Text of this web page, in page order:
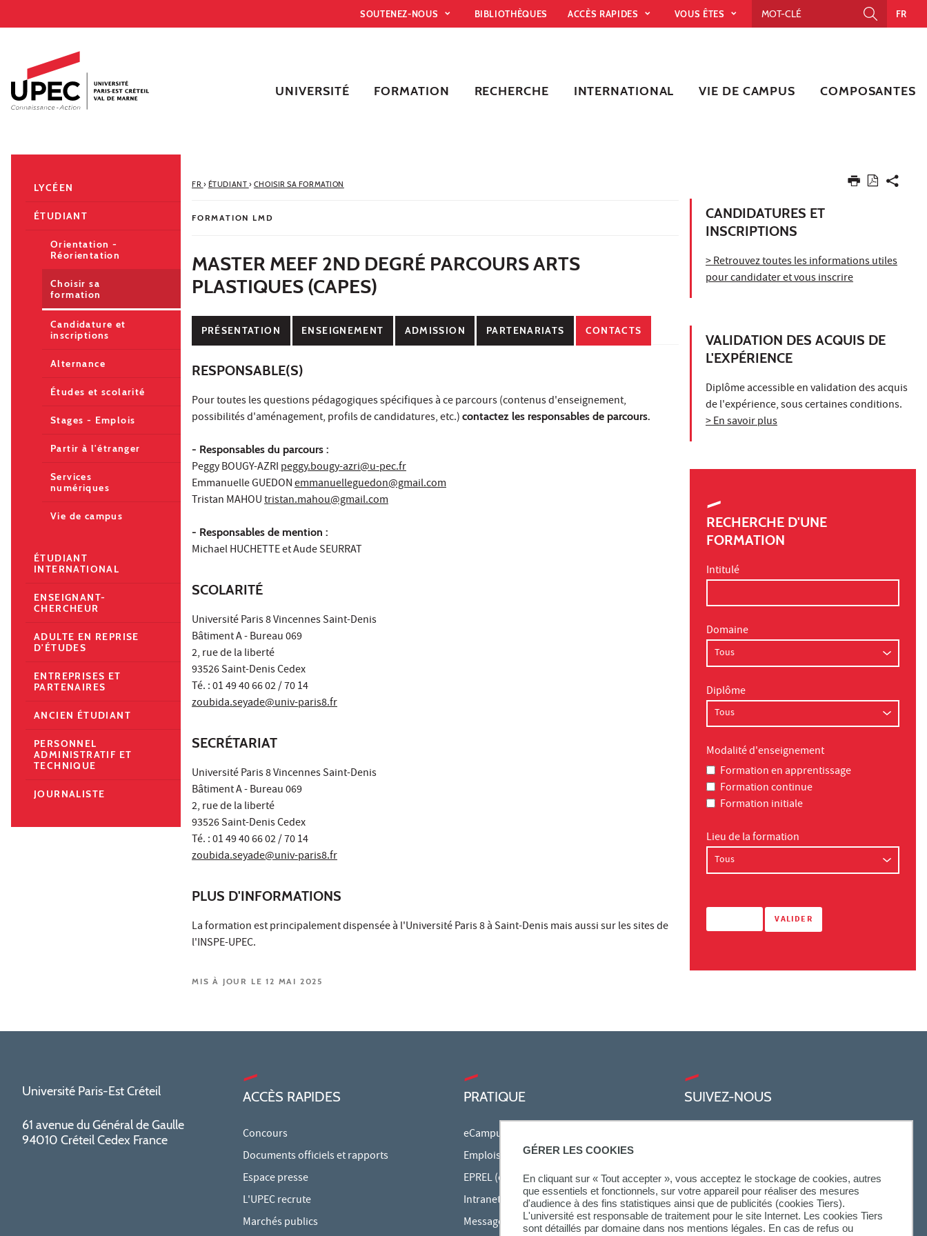
GÉRER LES COOKIES
En cliquant sur « Tout accepter », vous acceptez le stockage de cookies, autres
que essentiels et fonctionnels, sur votre appareil pour réaliser des mesures
d'audience à des fins statistiques ainsi que de publicités (cookies Tiers).
L'université est responsable de traitement pour le site Internet. Les cookies Tiers
sont détaillés par domaine dans nos mentions légales. En cas de refus ou
Accès directs
Recherche
Navigation secondaire
SOUTENEZ-NOUS BIBLIOTHÈQUES ACCÈS RAPIDES VOUS ÊTES FR
UNIVERSITÉ FORMATION RECHERCHE INTERNATIONAL VIE DE CAMPUS COMPOSANTES
FR › ÉTUDIANT › CHOISIR SA FORMATION
FORMATION LMD
MASTER MEEF 2ND DEGRÉ PARCOURS ARTS
PLASTIQUES (CAPES)
PRÉSENTATION ENSEIGNEMENT ADMISSION PARTENARIATS CONTACTS
RESPONSABLE(S)
Pour toutes les questions pédagogiques spécifiques à ce parcours (contenus d'enseignement,
possibilités d'aménagement, profils de candidatures, etc.) contactez les responsables de parcours.
- Responsables du parcours :
Peggy BOUGY-AZRI peggy.bougy-azri@u-pec.fr
Emmanuelle GUEDONemmanuelleguedon@gmail.com
Tristan MAHOUtristan.mahou@gmail.com
- Responsables de mention :
Michael HUCHETTE et Aude SEURRAT
SCOLARITÉ
Université Paris 8 Vincennes Saint-Denis
Bâtiment A - Bureau 069
2, rue de la liberté
93526 Saint-Denis Cedex
Té. : 01 49 40 66 02 / 70 14
zoubida.seyade@univ-paris8.fr
SECRÉTARIAT
Université Paris 8 Vincennes Saint-Denis
Bâtiment A - Bureau 069
2, rue de la liberté
93526 Saint-Denis Cedex
Té. : 01 49 40 66 02 / 70 14
zoubida.seyade@univ-paris8.fr
PLUS D'INFORMATIONS
La formation est principalement dispensée à l'Université Paris 8 à Saint-Denis mais aussi sur les sites de
l'INSPE-UPEC.
MIS À JOUR LE 12 MAI 2025
CANDIDATURES ET
INSCRIPTIONS
> Retrouvez toutes les informations utiles
pour candidater et vous inscrire
VALIDATION DES ACQUIS DE
L'EXPÉRIENCE
Diplôme accessible en validation des acquis
de l'expérience, sous certaines conditions.
> En savoir plus
RECHERCHE D'UNE
FORMATION
Intitulé
Domaine
Diplôme
Modalité d'enseignement
Formation en apprentissage
Formation continue
Formation initiale
Lieu de la formation
LYCÉEN
ÉTUDIANT
Orientation -
Réorientation
Choisir sa
formation
Candidature et
inscriptions
Alternance
Études et scolarité
Stages - Emplois
Partir à l'étranger
Services
numériques
Vie de campus
ÉTUDIANT
INTERNATIONAL
ENSEIGNANT-
CHERCHEUR
ADULTE EN REPRISE
D'ÉTUDES
ENTREPRISES ET
PARTENAIRES
ANCIEN ÉTUDIANT
PERSONNEL
ADMINISTRATIF ET
TECHNIQUE
JOURNALISTE
Université Paris-Est Créteil
61 avenue du Général de Gaulle
94010 Créteil Cedex France
ACCÈS RAPIDES
Concours
Documents officiels et rapports
Espace presse
L'UPEC recrute
Marchés publics
PRATIQUE
eCampus
Emplois du temps en ligne
EPREL (cours en ligne)
Intranet des personnels
Messagerie étudiante
SUIVEZ-NOUS